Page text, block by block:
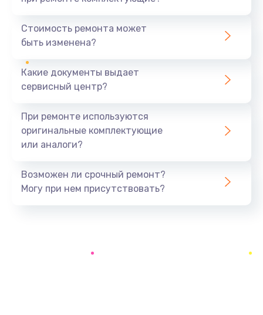
1440 руб.
Ремонт южного моста
Замена батарейки BIOS
Заказать
Стоимость ремонта может
быть изменена?
Какие документы выдает
сервисный центр?
При ремонте используются
оригинальные комплектующие
или аналоги?
Возможен ли срочный ремонт?
Могу при нем присутствовать?